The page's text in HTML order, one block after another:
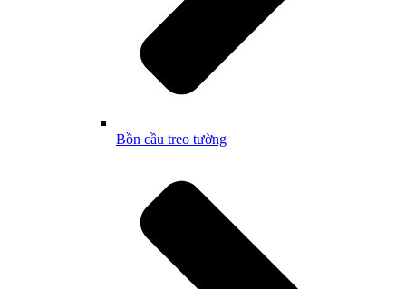
Bồn cầu treo tường